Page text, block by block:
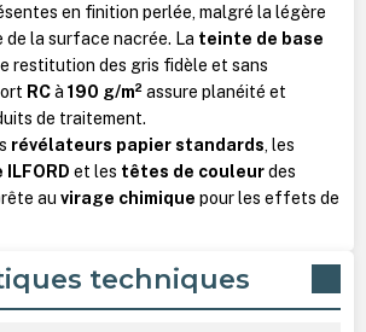
en finition perlée, malgré la légère
la surface nacrée. La teinte de base
restitution des gris fidèle et sans
RCà 190 g/m²assure planéité et
de traitement.
révélateurs papier standards, les
et les têtes de couleurdes
au virage chimique pour les effets de
techniques